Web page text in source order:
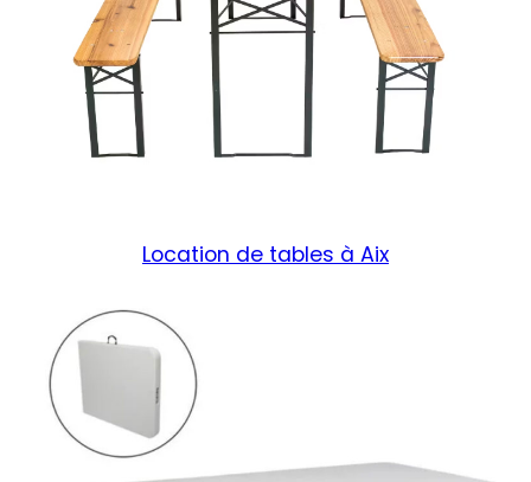
Location de tables à Aix